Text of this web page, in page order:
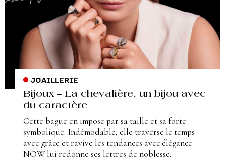
JOAILLERIE
Bijoux – La chevalière, un bijou avec
du caractère
Cette bague en impose par sa taille et sa forte
symbolique. Indémodable, elle traverse le temps
avec grâce et ravive les tendances avec élégance.
NOW lui redonne ses lettres de noblesse.